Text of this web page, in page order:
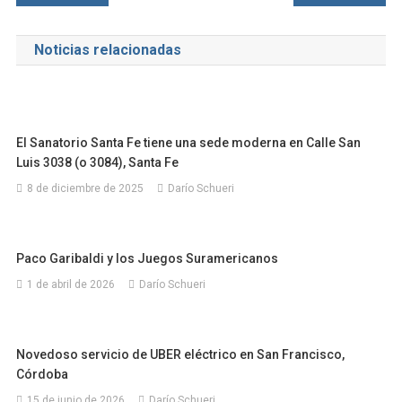
de
entradas
Noticias relacionadas
El Sanatorio Santa Fe tiene una sede moderna en Calle San
Luis 3038 (o 3084), Santa Fe
8 de diciembre de 2025 Darío Schueri
Paco Garibaldi y los Juegos Suramericanos
1 de abril de 2026 Darío Schueri
Novedoso servicio de UBER eléctrico en San Francisco,
Córdoba